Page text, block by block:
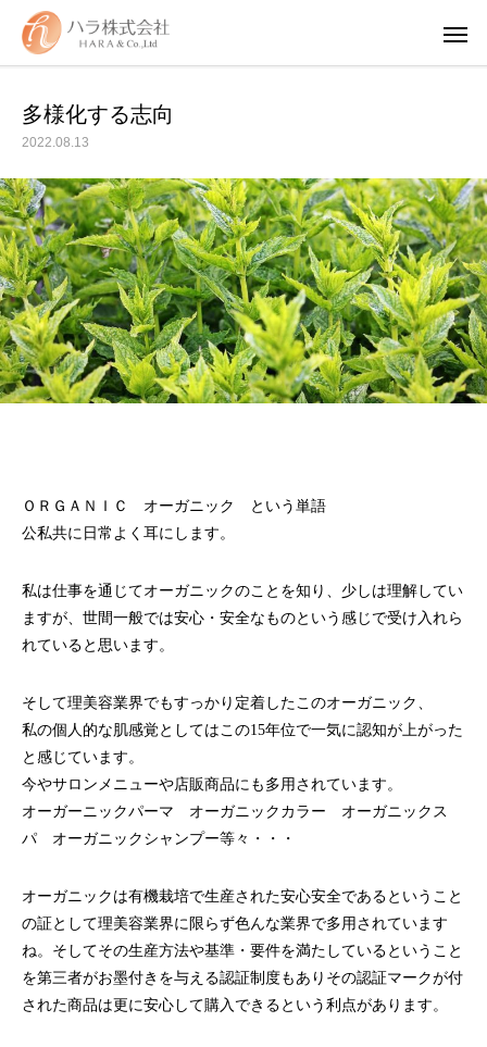
驚きや喜びの声、それを耳にした私たちの感動を
「ウアオ！」という感嘆の言葉に込めてネーミングしました。
多様化する志向
2022.08.13
ＯＲＧＡＮＩＣ オーガニック という単語
公私共に日常よく耳にします。
私は仕事を通じてオーガニックのことを知り、少しは理解してい
ますが、世間一般では安心・安全なものという感じで受け入れら
れていると思います。
そして理美容業界でもすっかり定着したこのオーガニック、
私の個人的な肌感覚としてはこの15年位で一気に認知が上がった
と感じています。
今やサロンメニューや店販商品にも多用されています。
オーガーニックパーマ オーガニックカラー オーガニックス
パ オーガニックシャンプー等々・・・
オーガニックは有機栽培で生産された安心安全であるということ
の証として理美容業界に限らず色んな業界で多用されています
ね。そしてその生産方法や基準・要件を満たしているということ
を第三者がお墨付きを与える認証制度もありその認証マークが付
された商品は更に安心して購入できるという利点があります。